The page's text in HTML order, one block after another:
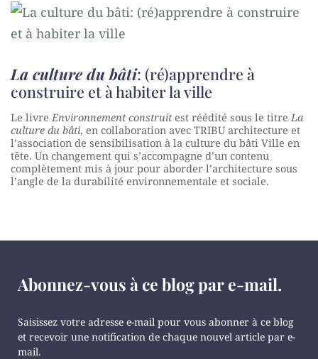
La culture du bâti: (ré)apprendre à
construire et à habiter la ville
Le livre Environnement construitest réédité sous le titre La
culture du bâti, en collaboration avec TRIBU architecture et
l’association de sensibilisation à la culture du bâti Ville en
tête. Un changement qui s’accompagne d’un contenu
complètement mis à jour pour aborder l’architecture sous
l’angle de la durabilité environnementale et sociale.
Abonnez-vous à ce blog par e-mail.
Saisissez votre adresse e-mail pour vous abonner à ce blog
et recevoir une notification de chaque nouvel article par e-
mail.